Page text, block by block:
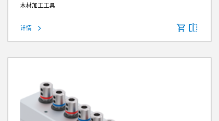
木材加工工具
详情